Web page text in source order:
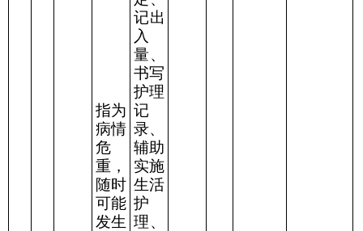
指为
病情
危
重，
随时
可能
发生
记出
入
量、
书写
护理
记
录、
辅助
实施
生活
护
理、